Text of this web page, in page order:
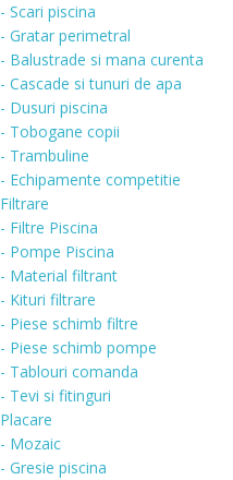
- Scari piscina
- Gratar perimetral
- Balustrade si mana curenta
- Cascade si tunuri de apa
- Dusuri piscina
- Tobogane copii
- Trambuline
- Echipamente competitie
Filtrare
- Filtre Piscina
- Pompe Piscina
- Material filtrant
- Kituri filtrare
- Piese schimb filtre
- Piese schimb pompe
- Tablouri comanda
- Tevi si fitinguri
Placare
- Mozaic
- Gresie piscina